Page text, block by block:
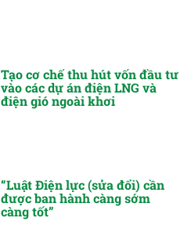
Tạo cơ chế thu hút vốn đầu tư
vào các dự án điện LNG và
điện gió ngoài khơi
“Luật Điện lực (sửa đổi) cần
được ban hành càng sớm
càng tốt”